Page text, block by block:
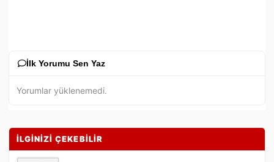
İlk Yorumu Sen Yaz
Yorumlar yüklenemedi.
İLGİNİZİ ÇEKEBİLİR